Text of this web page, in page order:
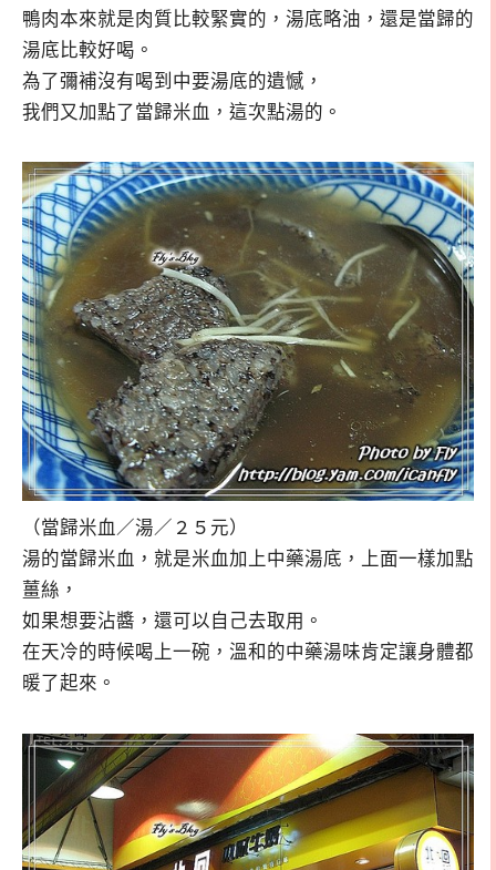
鴨肉本來就是肉質比較緊實的，湯底略油，還是當歸的
湯底比較好喝。
為了彌補沒有喝到中要湯底的遺憾，
我們又加點了當歸米血，這次點湯的。
（當歸米血／湯／２５元）
湯的當歸米血，就是米血加上中藥湯底，上面一樣加點
薑絲，
如果想要沾醬，還可以自己去取用。
在天冷的時候喝上一碗，溫和的中藥湯味肯定讓身體都
暖了起來。